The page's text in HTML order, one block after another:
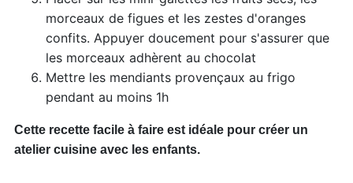
morceaux de figues et les zestes d'oranges
confits. Appuyer doucement pour s'assurer que
les morceaux adhèrent au chocolat
Mettre les mendiants provençaux au frigo
pendant au moins 1h
Cette recette facile à faire est idéale pour créer un
atelier cuisine avec les enfants.